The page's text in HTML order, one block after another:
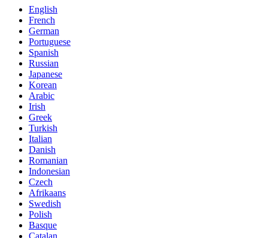
English
French
German
Portuguese
Spanish
Russian
Japanese
Korean
Arabic
Irish
Greek
Turkish
Italian
Danish
Romanian
Indonesian
Czech
Afrikaans
Swedish
Polish
Basque